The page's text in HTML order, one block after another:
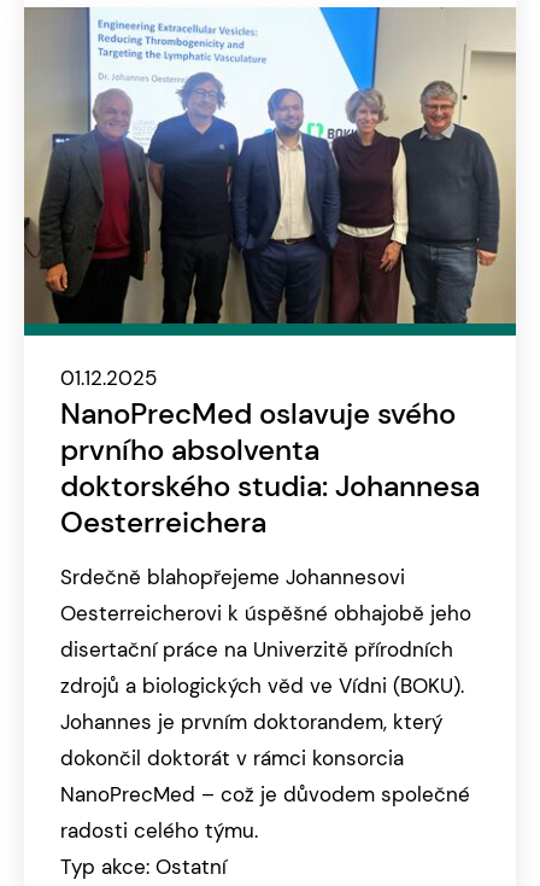
01.12.2025
NanoPrecMed oslavuje svého
prvního absolventa
doktorského studia: Johannesa
Oesterreichera
Srdečně blahopřejeme Johannesovi
Oesterreicherovi k úspěšné obhajobě jeho
disertační práce na Univerzitě přírodních
zdrojů a biologických věd ve Vídni (BOKU).
Johannes je prvním doktorandem, který
dokončil doktorát v rámci konsorcia
NanoPrecMed – což je důvodem společné
radosti celého týmu.
Typ akce: Ostatní